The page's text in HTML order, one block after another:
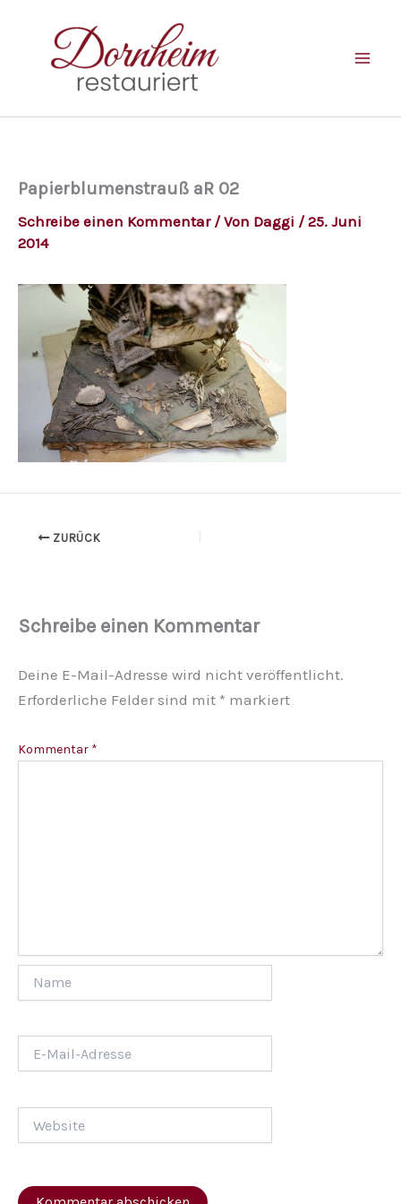
springen
Papierblumenstrauß aR 02
Schreibe einen Kommentar / Von Daggi /25. Juni
2014
ZURÜCK
Schreibe einen Kommentar
Deine E-Mail-Adresse wird nicht veröffentlicht.
Erforderliche Felder sind mit * markiert
Kommentar *
Mail-